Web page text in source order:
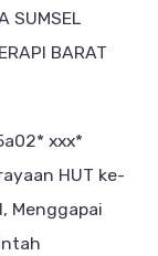
SUMSEL
BARAT
ххх*
HUT ke-
Menggapai